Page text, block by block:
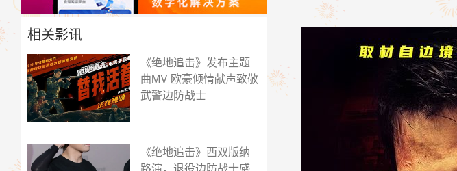
相关影讯
《绝地追击》发布主题
曲MV 欧豪倾情献声致敬
武警边防战士
《绝地追击》西双版纳